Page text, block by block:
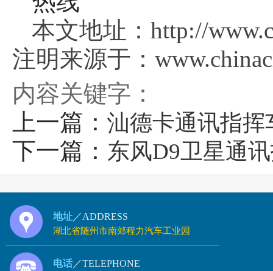
本文地址：http://
注明来源于：
内容关键字：
上一篇： 汕德卡通讯指挥
下一篇： 东风D9卫星通
地址 ／ADDRESS
湖北省随州市南郊程力汽车工业园
电话 ／TELEPHONE